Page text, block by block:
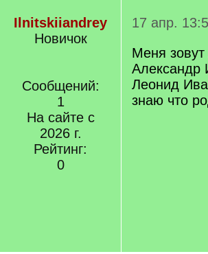
Ilnitskiiandrey
Новичок
Сообщений:
1
На сайте с
2026 г.
Рейтинг:
0
17 апр.
Меня
Александр
Леонид
знаю что